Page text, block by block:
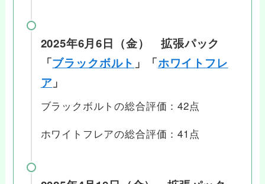
2025年6月6日（金） 拡張パック
「ブラックボルト 」「ホワイトフレ
ア 」
ブラックボルトの総合評価：42点
ホワイトフレアの総合評価：41点